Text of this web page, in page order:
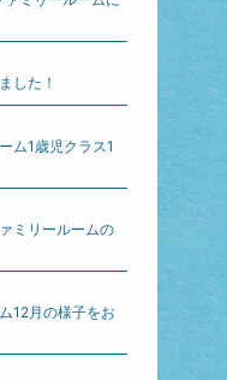
した！
ム1歳児クラス1
ミリールームの
12月の様子をお